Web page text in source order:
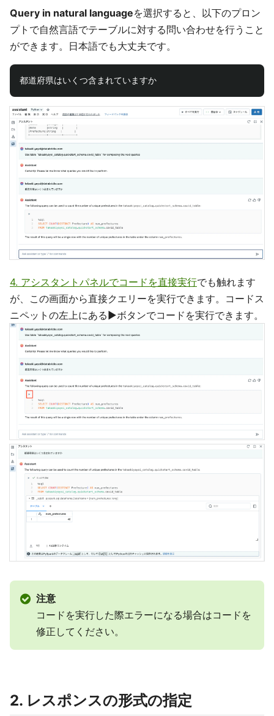
Query in natural languageを選択すると、以下のプロン
プトで自然言語でテーブルに対する問い合わせを行うこと
ができます。日本語でも大丈夫です。
4. アシスタントパネルでコードを直接実行でも触れます
が、この画面から直接クエリーを実行できます。コードス
ニペットの左上にある▶️ボタンでコードを実行できます。
注意
コードを実行した際エラーになる場合はコードを
修正してください。
2. レスポンスの形式の指定